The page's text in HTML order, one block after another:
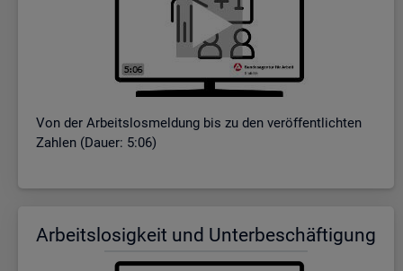
Von der Ar­beits­los­mel­dung bis zu den ver­öf­fent­lich­ten
Zah­len (Dauer: 5:06)
Ar­beits­lo­sig­keit und Un­ter­be­schäf­ti­gung